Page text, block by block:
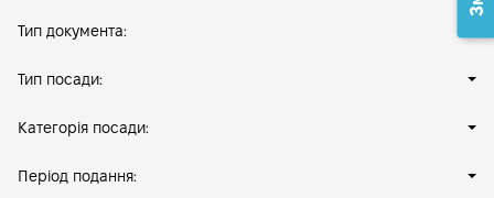
Тип документа:
Тип посади:
Категорія посади:
Період подання: